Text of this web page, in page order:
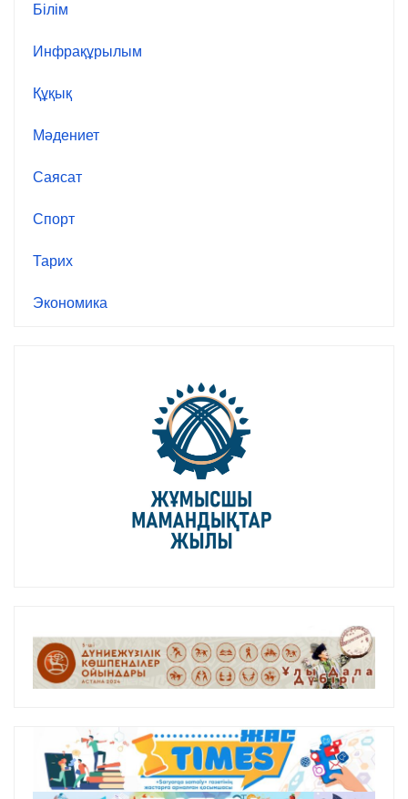
Білім
Инфрақұрылым
Құқық
Мәдениет
Саясат
Спорт
Тарих
Экономика